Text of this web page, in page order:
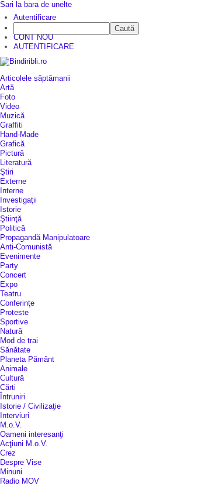
CONT NOU
AUTENTIFICARE
Articolele săptămanii
Artă
Foto
Video
Muzică
Graffiti
Hand-Made
Grafică
Pictură
Literatură
Ştiri
Externe
Interne
Investigaţii
Istorie
Ştiinţă
Politică
Propagandă Manipulatoare
Anti-Comunistă
Evenimente
Party
Concert
Expo
Teatru
Conferinţe
Proteste
Sportive
Natură
Mod de trai
Sănătate
Planeta Pământ
Animale
Cultură
Cărti
Întruniri
Istorie / Civilizaţie
Interviuri
M.o.V.
Oameni interesanţi
Acţiuni M.o.V.
Crez
Despre Vise
Minuni
Radio MOV
Sari la bara de unelte
Autentificare
Caută